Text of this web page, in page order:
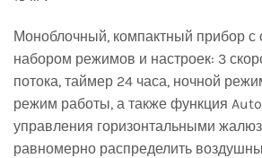
Моноблочный, компактный прибор
набором режимов и настроек: 3
потока, таймер 24 часа, ночной
режим работы, а также функция
управления горизонтальными
равномерно распределить